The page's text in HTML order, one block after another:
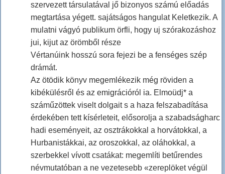
szervezett társulatával jő bizonyos számú előadás
megtartása yégett. sajátságos hangulat Keletkezik. A
mulatni vágyó publikum örfli, hogy uj szórakozáshoz
jui, kijut az örömből része
Vértanúink hosszú sora fejezi be a fenséges szép
drámát.
Az ötödik könyv megemlékezik még röviden a
kibékülésről és az emigrációról ia. Elmoüdj* a
száműzöttek viselt dolgait s a haza felszabadítása
érdekében tett kísérleteit, elősorolja a szabadságharc
hadi eseményeit, az osztrákokkal a horvátokkal, a
Hurbanistákkai, az oroszokkal, az oláhokkal, a
szerbekkel vívott csatákat: megemlíti betűrendes
névmutatóban a ne vezetesebb «zereplöket végül